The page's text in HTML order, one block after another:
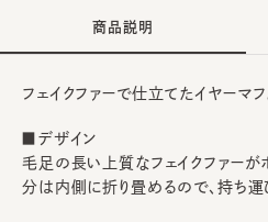
商品説明
フェイクファーで仕立てたイヤーマフ
■デザイン
毛足の長い上質なフェイクファーが
分は内側に折り畳めるので、持ち運